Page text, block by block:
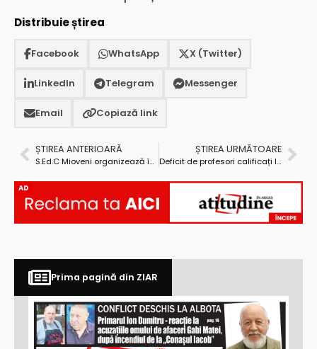
Distribuie știrea
Facebook WhatsApp X (Twitter)
LinkedIn Telegram Messenger
Email Copiază link
ȘTIREA ANTERIOARĂ
S.Ed.C Mioveni organizează încă o campanie de sterilizare
ȘTIREA URMĂTOARE
Deficit de profesori calificați la matematică, științe și arte
AD
Prima pagină din ZIAR